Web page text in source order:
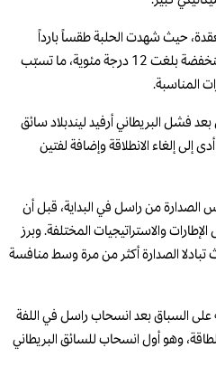
حيث شهدت الحلبة طقساً بارداً
ورذاذاً مطرياً خفيفاً، مع درجة حرارة منخفضة بلغت 12 درجة مئوية، ما تسبّب
المناسبة.
فشل البريطاني أرفيد ليندبلاد سائق
إلى إلغاء الانطلاقة وإضافة لفتين
الصدارة من راسل في البداية، قبل أن
والاستراتيجيات المختلفة. وبرز
تبادلا الصدارة أكثر من مرة وسط منافسة
السباق بعد انسحاب راسل في اللفة
وهو أول انسحاب للسائق البريطاني